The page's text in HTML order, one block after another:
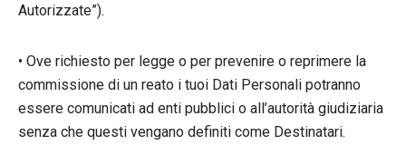
Autorizzate”).
• Ove richiesto per legge o per prevenire o reprimere la
commissione di un reato i tuoi Dati Personali potranno
essere comunicati ad enti pubblici o all’autorità giudiziaria
senza che questi vengano definiti come Destinatari.